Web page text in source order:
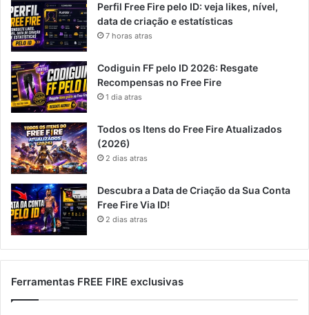
Perfil Free Fire pelo ID: veja likes, nível,
data de criação e estatísticas
7 horas atras
Codiguin FF pelo ID 2026: Resgate
Recompensas no Free Fire
1 dia atras
Todos os Itens do Free Fire Atualizados
(2026)
2 dias atras
Descubra a Data de Criação da Sua Conta
Free Fire Via ID!
2 dias atras
Ferramentas FREE FIRE exclusivas